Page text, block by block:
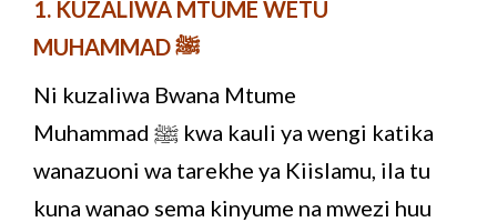
1. KUZALIWA MTUME WETU
MUHAMMAD ﷺ
Ni kuzaliwa Bwana Mtume
Muhammad ﷺ kwa kauli ya wengi katika
wanazuoni wa tarekhe ya Kiislamu, ila tu
kuna wanao sema kinyume na mwezi huu